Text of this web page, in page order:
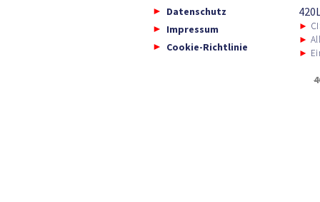
►
►
►
Datenschutz
Impressum
Cookie-Richtlinie